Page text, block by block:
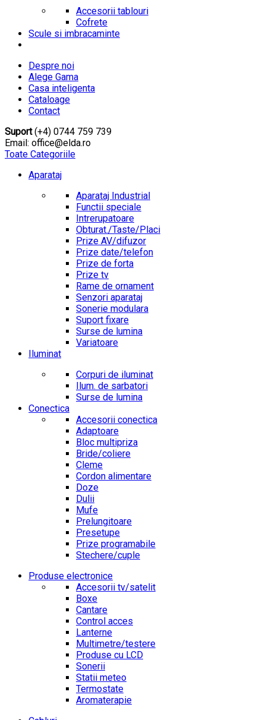
Accesorii tablouri
Cofrete
Scule si imbracaminte
Despre noi
Alege Gama
Casa inteligenta
Cataloage
Contact
Suport(+4) 0744 759 739
Email: office@elda.ro
Toate Categoriile
Aparataj
Aparataj Industrial
Functii speciale
Intrerupatoare
Obturat./Taste/Placi
Prize AV/difuzor
Prize date/telefon
Prize de forta
Prize tv
Rame de ornament
Senzori aparataj
Sonerie modulara
Suport fixare
Surse de lumina
Variatoare
Iluminat
Corpuri de iluminat
Ilum. de sarbatori
Surse de lumina
Conectica
Accesorii conectica
Adaptoare
Bloc multipriza
Bride/coliere
Cleme
Cordon alimentare
Doze
Dulii
Mufe
Prelungitoare
Presetupe
Prize programabile
Stechere/cuple
Produse electronice
Accesorii tv/satelit
Boxe
Cantare
Control acces
Lanterne
Multimetre/testere
Produse cu LCD
Sonerii
Statii meteo
Termostate
Aromaterapie